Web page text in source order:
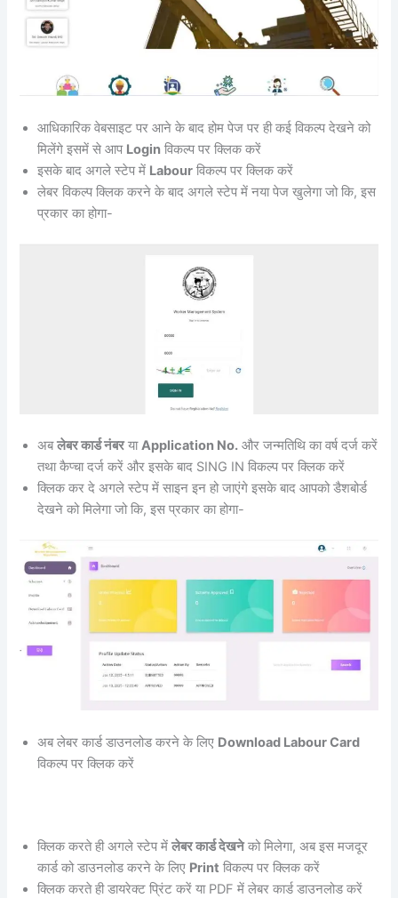
आधिकारिक वेबसाइट पर आने के बाद होम पेज पर ही कई विकल्प देखने को
मिलेंगे इसमें से आप Login विकल्प पर क्लिक करें
इसके बाद अगले स्टेप में Labour विकल्प पर क्लिक करें
लेबर विकल्प क्लिक करने के बाद अगले स्टेप में नया पेज खुलेगा जो कि, इस
प्रकार का होगा-
अबलेबर कार्ड नंबरयाApplication No. और जन्मतिथि का वर्ष दर्ज करें
तथा कैप्चा दर्ज करें और इसके बाद SING IN विकल्प पर क्लिक करें
क्लिक कर दे अगले स्टेप में साइन इन हो जाएंगे इसके बाद आपको डैशबोर्ड
देखने को मिलेगा जो कि, इस प्रकार का होगा-
अब लेबर कार्ड डाउनलोड करने के लिए Download Labour Card
विकल्प पर क्लिक करें
क्लिक करते ही अगले स्टेप मेंलेबर कार्ड देखनेको मिलेगा, अब इस मजदूर
कार्ड को डाउनलोड करने के लिए Print विकल्प पर क्लिक करें
क्लिक करते ही डायरेक्ट प्रिंट करें या PDF में लेबर कार्ड डाउनलोड करें